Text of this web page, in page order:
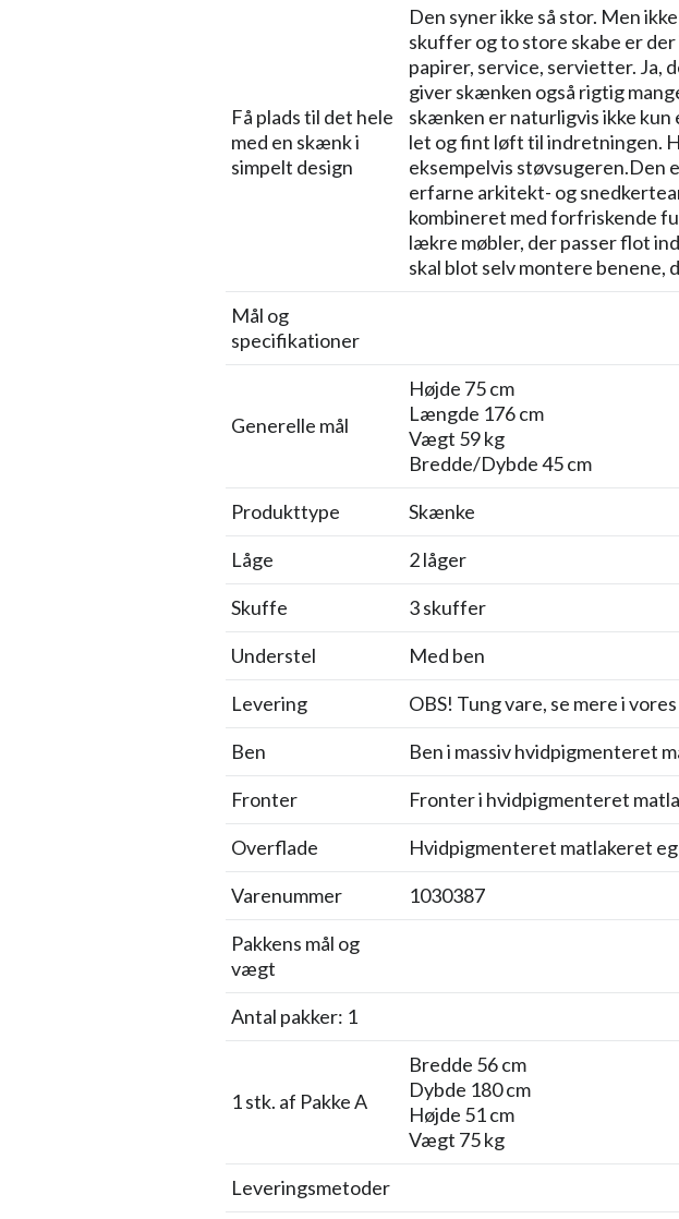
Få plads til det hele
med en skænk i
simpelt design
Den syner ikke så stor. Men
skuffer og to store skabe er
papirer, service, servietter. Ja,
giver skænken også rigtig
skænken er naturligvis ikke
let og fint løft til indretningen.
eksempelvis støvsugeren.Den
erfarne arkitekt- og
kombineret med forfriskende
lækre møbler, der passer flot
skal blot selv montere benene,
Mål og
specifikationer
Generelle mål
Højde 75 cm
Længde 176 cm
Vægt 59 kg
Bredde/Dybde 45 cm
Produkttype
Skænke
Låge
2 låger
Skuffe
3 skuffer
Understel
Med ben
Levering
OBS! Tung vare, se mere i
Ben
Ben i massiv hvidpigmenteret
Fronter
Fronter i hvidpigmenteret
Overflade
Hvidpigmenteret matlakeret
Varenummer
1030387
Pakkens mål og
vægt
Antal pakker: 1
1 stk. af Pakke A
Bredde 56 cm
Dybde 180 cm
Højde 51 cm
Vægt 75 kg
Leveringsmetoder